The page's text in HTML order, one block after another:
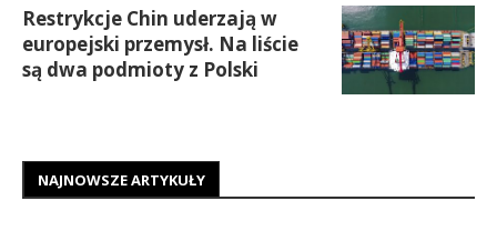
Restrykcje Chin uderzają w
europejski przemysł. Na liście
są dwa podmioty z Polski
NAJNOWSZE ARTYKUŁY